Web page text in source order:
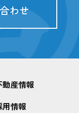
わせ
動産情報
用情報